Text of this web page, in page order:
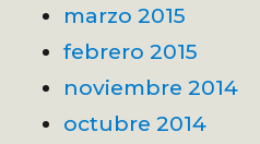
marzo 2015
febrero 2015
noviembre 2014
octubre 2014